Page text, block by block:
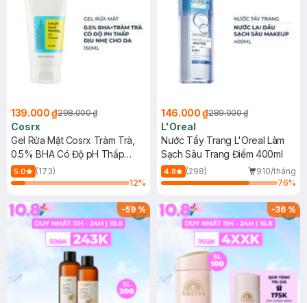
139.000 ₫298.000 ₫
Cosrx
Gel Rửa Mặt Cosrx Tràm Trà,
0.5% BHA Có Độ pH Thấp
150ml
5.0
(173)
12%
146.000 ₫289.000 ₫
L'Oreal
Nước Tẩy Trang L'Oreal Làm
Sạch Sâu Trang Điểm 400ml
4.8 (298)
910/tháng
76%
-59% -36%